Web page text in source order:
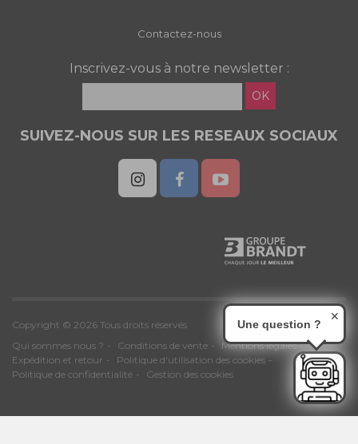
Contactez-nous
Inscrivez-vous à notre newsletter :
OK
SUIVEZ-NOUS SUR LES RESEAUX SOCIAUX
Copyright © 2026 Tous droits réservés
Qui sommes nous ?
Conditions de vente
Mentions légales
Expédition et retour
Politique d'utilisation des cookies
Politique de confidentialité
Gestion des cookies
Une question ?
✕